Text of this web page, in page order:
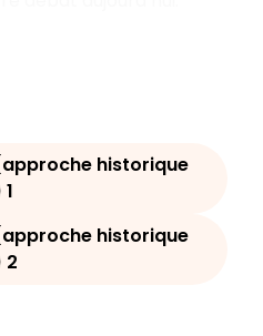
historique
historique
2